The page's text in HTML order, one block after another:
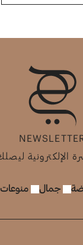
الإلكترونية
جمال منوعات